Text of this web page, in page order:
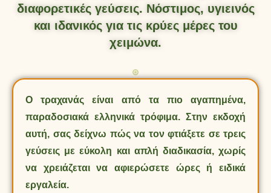
διαφορετικές γεύσεις. Νόστιμος, υγιεινός
και ιδανικός για τις κρύες μέρες του
χειμώνα.
Ο τραχανάς είναι από τα πιο αγαπημένα,
παραδοσιακά ελληνικά τρόφιμα. Στην εκδοχή
αυτή, σας δείχνω πώς να τον φτιάξετε σε τρεις
γεύσεις με εύκολη και απλή διαδικασία, χωρίς
να χρειάζεται να αφιερώσετε ώρες ή ειδικά
εργαλεία.